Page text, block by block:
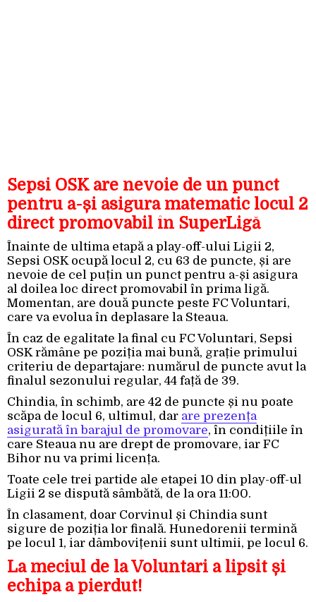
Sepsi OSK are nevoie de un punct
pentru a-și asigura matematic locul 2
direct promovabil în SuperLigă
Înainte de ultima etapă a play-off-ului Ligii 2,
Sepsi OSK ocupă locul 2, cu 63 de puncte, și are
nevoie de cel puțin un punct pentru a-și asigura
al doilea loc direct promovabil în prima ligă.
Momentan, are două puncte peste FC Voluntari,
care va evolua în deplasare la Steaua.
În caz de egalitate la final cu FC Voluntari, Sepsi
OSK rămâne pe poziția mai bună, grație primului
criteriu de departajare: numărul de puncte avut la
finalul sezonului regular, 44 față de 39.
Chindia, în schimb, are 42 de puncte și nu poate
scăpa de locul 6, ultimul, dar are prezența
asigurată în barajul de promovare, în condițiile în
care Steaua nu are drept de promovare, iar FC
Bihor nu va primi licența.
Toate cele trei partide ale etapei 10 din play-off-ul
Ligii 2 se dispută sâmbătă, de la ora 11:00.
În clasament, doar Corvinul și Chindia sunt
sigure de poziția lor finală. Hunedorenii termină
pe locul 1, iar dâmbovițenii sunt ultimii, pe locul 6.
La meciul de la Voluntari a lipsit și
echipa a pierdut!